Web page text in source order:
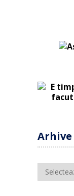
Arhive
Arhive